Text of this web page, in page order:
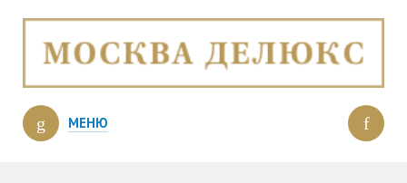
МЕНЮ